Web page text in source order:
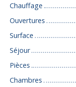
Chauffage
Ouvertures
Surface
Séjour
Pièces
Chambres